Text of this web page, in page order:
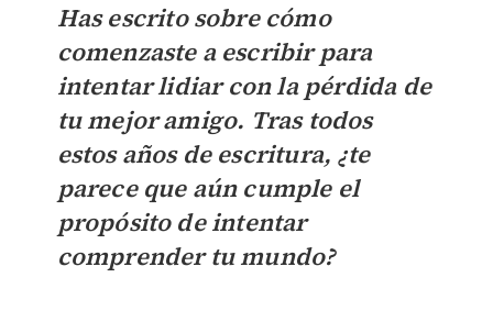
Has escrito sobre cómo
comenzaste a escribir para
intentar lidiar con la pérdida de
tu mejor amigo. Tras todos
estos años de escritura, ¿te
parece que aún cumple el
propósito de intentar
comprender tu mundo?